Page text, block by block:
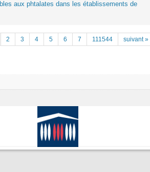
aux phtalates dans les établissements de
2 3 4 5 6 7 111544 suivant »